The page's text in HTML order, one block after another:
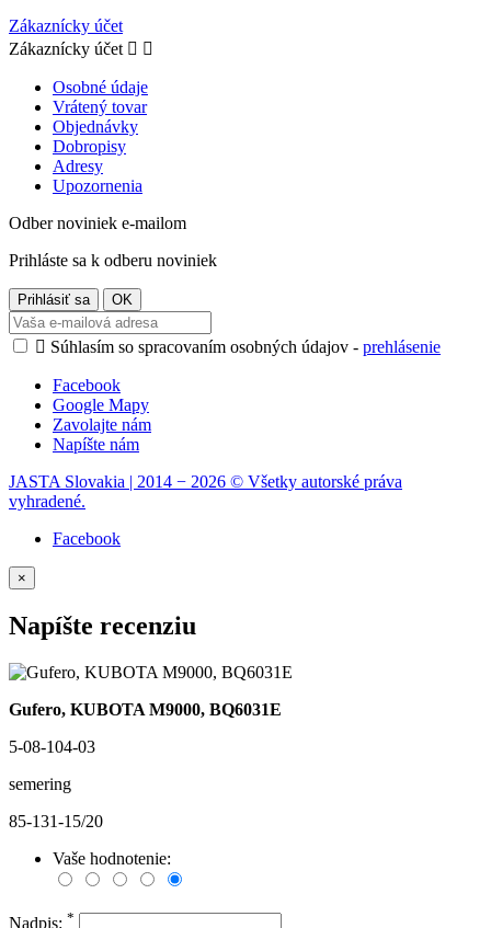
Zákaznícky účet
Zákaznícky účet  
Osobné údaje
Vrátený tovar
Objednávky
Dobropisy
Adresy
Upozornenia
Odber noviniek e-mailom
Prihláste sa k odberu noviniek
 Súhlasím so spracovaním osobných údajov - prehlásenie
Facebook
Google Mapy
Zavolajte nám
Napíšte nám
JASTA Slovakia | 2014 − 2026 © Všetky autorské práva
vyhradené.
Facebook
×
Napíšte recenziu
Gufero, KUBOTA M9000, BQ6031E
5-08-104-03
semering
85-131-15/20
Vaše hodnotenie:
Nadpis: *